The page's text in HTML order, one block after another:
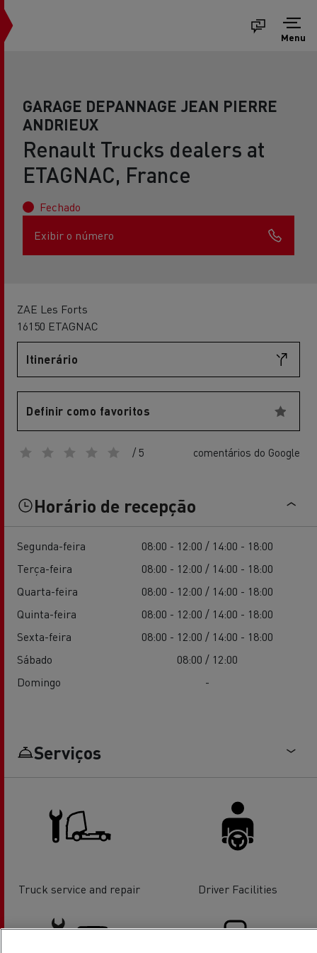
Menu
GARAGE DEPANNAGE JEAN PIERRE
ANDRIEUX
Renault Trucks dealers at
ETAGNAC, France
Fechado
Exibir o número
ZAE Les Forts
16150 ETAGNAC
Itinerário
Definir como favoritos
/ 5 comentários do Google
Horário de recepção
Segunda-feira
08:00 - 12:00 / 14:00 - 18:00
Terça-feira
08:00 - 12:00 / 14:00 - 18:00
Quarta-feira
08:00 - 12:00 / 14:00 - 18:00
Quinta-feira
08:00 - 12:00 / 14:00 - 18:00
Sexta-feira
08:00 - 12:00 / 14:00 - 18:00
Sábado
08:00 / 12:00
Domingo
-
Serviços
Truck service and repair Driver Facilities